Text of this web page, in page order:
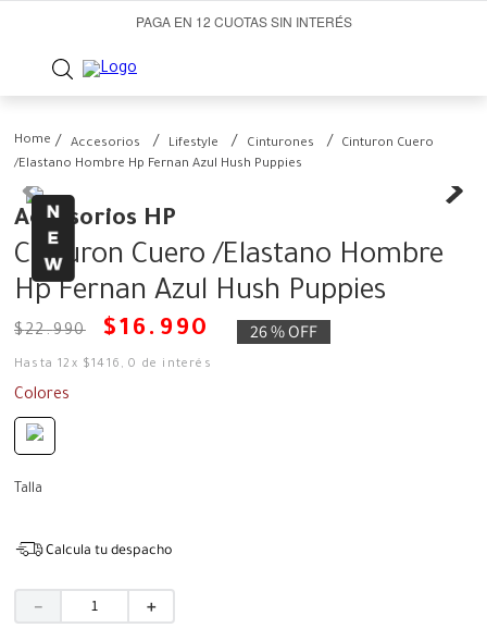
PAGA EN 12 CUOTAS SIN INTERÉS
Accesorios Lifestyle Cinturones
Cinturon Cuero
/Elastano Hombre Hp Fernan Azul Hush Puppies
Accesorios HP
Cinturon Cuero /Elastano Hombre
Hp Fernan Azul Hush Puppies
$22.990 $16 . 990 26 %OFF
Hasta12 x $1416 ,0 de interés
Colores
Talla
Calcula tu despacho
＋
－